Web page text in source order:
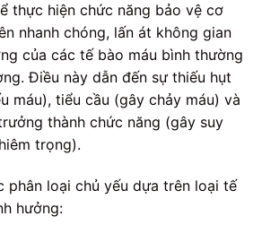
thực hiện chức năng bảo vệ cơ
nhanh chóng, lấn át không gian
của các tế bào máu bình thường
Điều này dẫn đến sự thiếu hụt
máu), tiểu cầu (gây chảy máu) và
thành chức năng (gây suy
trọng).
phân loại chủ yếu dựa trên loại tế
hưởng: